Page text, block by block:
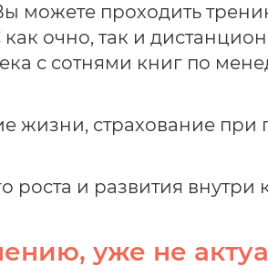
можете проходить
очно, так и
с сотнями книг по
жизни, страхование при
роста и развития внутри
уже не